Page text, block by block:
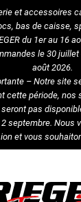
et accessoires
bas de caisse,
du 1er au 16
le 30
août 2026.
– Notre site
cette période,
pas
septembre. Nous
et vous